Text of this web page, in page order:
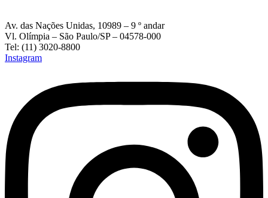
Av. das Nações Unidas, 10989 – 9 º andar
Vl. Olímpia – São Paulo/SP – 04578-000
Tel: (11) 3020-8800
Instagram